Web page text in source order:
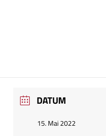
DATUM
15. Mai 2022